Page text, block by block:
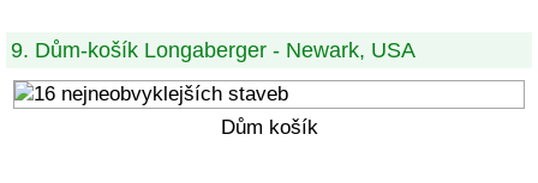
9. Dům-košík Longaberger - Newark, USA
Dům košík